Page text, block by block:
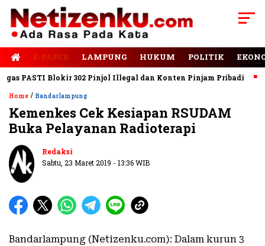
E-PAPER LAMPUNG HUKUM POLITIK
PASTI Blokir 302 Pinjol Illegal dan Konten Pinjam Pribadi
Home / Bandarlampung
Kemenkes Cek Kesiapan RSUDAM
Buka Pelayanan Radioterapi
Redaksi
Sabtu, 23 Maret 2019 - 13:36 WIB
Bandarlampung (Netizenku.com): Dalam kurun 3